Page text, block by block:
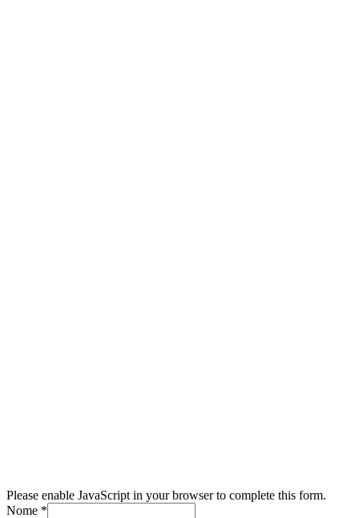
Please enable JavaScript in your browser to complete this form.
Nome *